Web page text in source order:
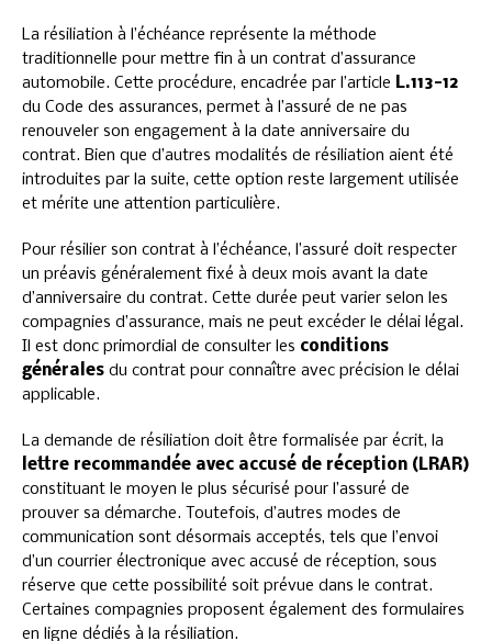
La résiliation à l’échéance représente la méthode
traditionnelle pour mettre fin à un contrat d’assurance
automobile. Cette procédure, encadrée par l’article L.113-12
du Code des assurances, permet à l’assuré de ne pas
renouveler son engagement à la date anniversaire du
contrat. Bien que d’autres modalités de résiliation aient été
introduites par la suite, cette option reste largement utilisée
et mérite une attention particulière.
Pour résilier son contrat à l’échéance, l’assuré doit respecter
un préavis généralement fixé à deux mois avant la date
d’anniversaire du contrat. Cette durée peut varier selon les
compagnies d’assurance, mais ne peut excéder le délai légal.
Il est donc primordial de consulter les conditions
générales du contrat pour connaître avec précision le délai
applicable.
La demande de résiliation doit être formalisée par écrit, la
lettre recommandée avec accusé de réception (LRAR)
constituant le moyen le plus sécurisé pour l’assuré de
prouver sa démarche. Toutefois, d’autres modes de
communication sont désormais acceptés, tels que l’envoi
d’un courrier électronique avec accusé de réception, sous
réserve que cette possibilité soit prévue dans le contrat.
Certaines compagnies proposent également des formulaires
en ligne dédiés à la résiliation.